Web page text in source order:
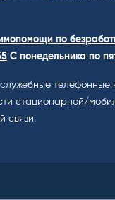
по
С понедельника по
телефонные
стационарной/
связи.